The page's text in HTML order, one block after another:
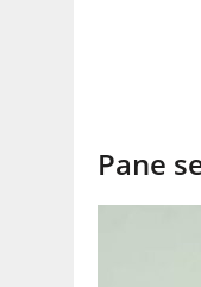
Pane